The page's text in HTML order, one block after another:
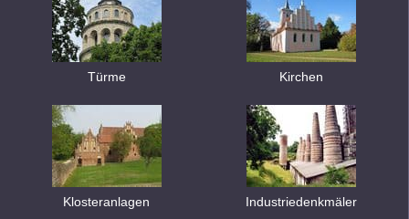
Türme Kirchen
Klosteranlagen Industriedenkmäler